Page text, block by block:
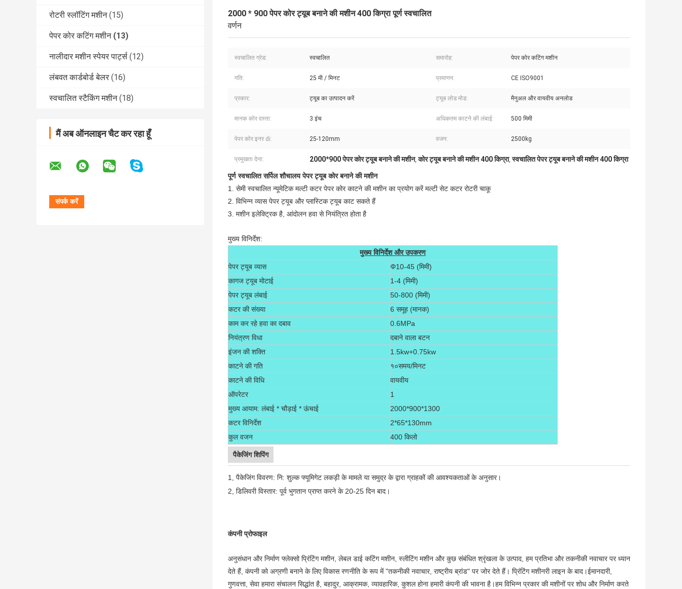
रोटरी स्लॉटिंग मशीन (15)
पेपर कोर कटिंग मशीन (13)
नालीदार मशीन स्पेयर पार्ट्स (12)
लंबवत कार्डबोर्ड बेलर (16)
स्वचालित स्टैकिंग मशीन (18)
मैं अब ऑनलाइन चैट कर रहा हूँ
2000 * 900 पेपर कोर ट्यूब बनाने की मशीन 400 किग्रा पूर्ण स्वचालित
वर्णन
स्वचालित ग्रेड: स्वचालित समारोह: पेपर कोर कटिंग मशीन
गति: 25 मी / मिनट प्रमाणन: CE ISO9001
प्रकार: ट्यूब का उत्पादन करें ट्यूब लोड मोड: मैनुअल और वायवीय अनलोड
मानक कोर दस्ता: 3 इंच अधिकतम काटने की लंबाई: 500 मिमी
पेपर कोर इनर di: 25-120mm वजन: 2500kg
प्रमुखता देना: 2000*900 पेपर कोर ट्यूब बनाने की मशीन,कोर ट्यूब बनाने की मशीन 400 किग्रा,स्वचालित पेपर ट्यूब बनाने की मशीन 400 किग्रा
पूर्ण स्वचालित सर्पिल शौचालय पेपर ट्यूब कोर बनाने की मशीन
1. सेमी स्वचालित न्यूमेटिक मल्टी कटर पेपर कोर काटने की मशीन का प्रयोग करें मल्टी सेट कटर रोटरी चाकू
2. विभिन्न व्यास पेपर ट्यूब और प्लास्टिक ट्यूब काट सकते हैं
3. मशीन इलेक्ट्रिक है, आंदोलन हवा से नियंत्रित होता है
मुख्य विनिर्देश:
मुख्य विनिर्देश और उपकरण
पेपर ट्यूब व्यास
Φ10-45 (मिमी)
कागज ट्यूब मोटाई
1-4 (मिमी)
पेपर ट्यूब लंबाई
50-800 (मिमी)
कटर की संख्या
6 समूह (मानक)
काम कर रहे हवा का दबाव
0.6MPa
नियंत्रण विधा
दबाने वाला बटन
इंजन की शक्ति
1.5kw+0.75kw
काटने की गति
१०समय/मिनट
काटने की विधि
वायवीय
ऑपरेटर
1
मुख्य आयाम: लंबाई * चौड़ाई * ऊंचाई
2000*900*1300
कटर विनिर्देश
2*65*130mm
कुल वजन
400 किलो
पैकेजिंग शिपिंग
1, पैकेजिंग विवरण: नि: शुल्क फ्यूमिगेट लकड़ी के मामले या समुद्र के द्वारा ग्राहकों की आवश्यकताओं के अनुसार।
2, डिलिवरी विस्तार: पूर्व भुगतान प्राप्त करने के 20-25 दिन बाद।
कंपनी प्रोफाइल
अनुसंधान और निर्माण फ्लेक्सो प्रिंटिंग मशीन, लेबल डाई कटिंग मशीन, स्लीटिंग मशीन और कुछ संबंधित श्रृंखला के उत्पाद, हम प्रतिभा और तकनीकी नवाचार पर ध्यान
देते हैं, कंपनी को अग्रणी बनाने के लिए विकास रणनीति के रूप में "तकनीकी नवाचार, राष्ट्रीय ब्रांड" पर जोर देते हैं। प्रिंटिंग मशीनरी लाइन के बाद।ईमानदारी,
गुणवत्ता, सेवा हमारा संचालन सिद्धांत है, बहादुर, आक्रामक, व्यावहारिक, कुशल होना हमारी कंपनी की भावना है।हम विभिन्न प्रकार की मशीनों पर शोध और निर्माण करते